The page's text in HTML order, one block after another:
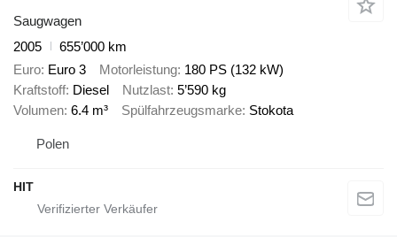
Saugwagen
2005
655’000 km
Euro Euro 3 Motorleistung 180 PS (132 kW)
Kraftstoff Diesel Nutzlast 5’590 kg
Volumen 6.4 m³ Spülfahrzeugsmarke Stokota
Polen
HIT